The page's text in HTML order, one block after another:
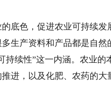
色，促进农业可持续发
生产资料和产品都是自然
持续性”这一内涵。农业
进，以及化肥、农药的